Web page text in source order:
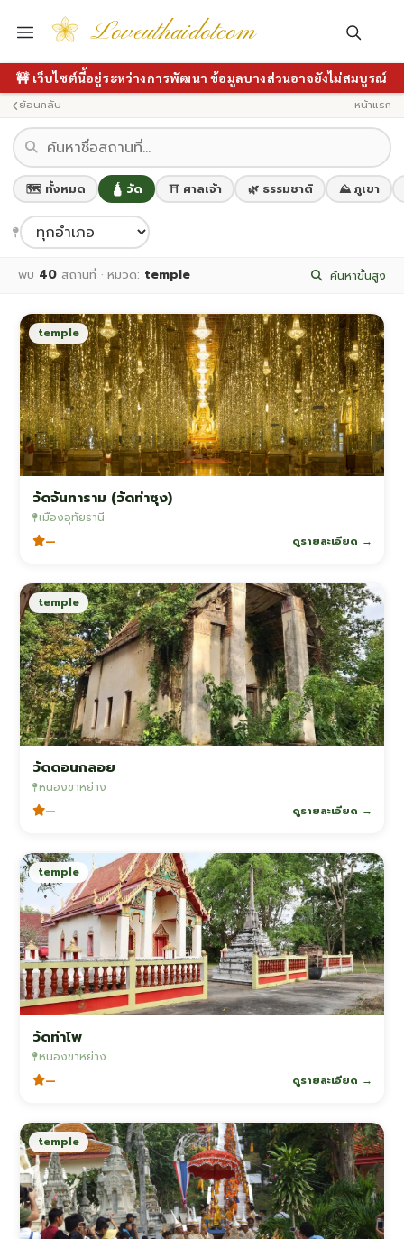
🚧 เว็บไซต์นี้อยู่ระหว่างการพัฒนา ข้อมูลบางส่วนอาจยังไม่สมบูรณ์
Loveuthaidotcom
ย้อนกลับ หน้าแรก
🗺️ ทั้งหมด 🛕 วัด ⛩️ ศาลเจ้า 🌿 ธรรมชาติ ⛰️ ภูเขา
พบ 40 สถานที่ · หมวด: temple ค้นหาขั้นสูง
temple
วัดจันทาราม (วัดท่าซุง)
เมืองอุทัยธานี
— ดูรายละเอียด →
temple
วัดดอนกลอย
หนองขาหย่าง
— ดูรายละเอียด →
temple
วัดท่าโพ
หนองขาหย่าง
— ดูรายละเอียด →
temple